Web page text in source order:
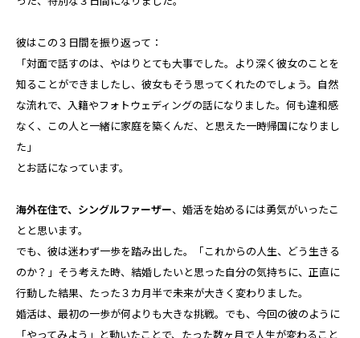
彼はこの３日間を振り返って：
「対面で話すのは、やはりとても大事でした。より深く彼女のことを
知ることができましたし、彼女もそう思ってくれたのでしょう。自然
な流れで、入籍やフォトウェディングの話になりました。何も違和感
なく、この人と一緒に家庭を築くんだ、と思えた一時帰国になりまし
た」
とお話になっています。
海外在住で、シングルファーザー、婚活を始めるには勇気がいったこ
とと思います。
でも、彼は迷わず一歩を踏み出した。「これからの人生、どう生きる
のか？」そう考えた時、結婚したいと思った自分の気持ちに、正直に
行動した結果、たった３カ月半で未来が大きく変わりました。
婚活は、最初の一歩が何よりも大きな挑戦。でも、今回の彼のように
「やってみよう」と動いたことで、たった数ヶ月で人生が変わること